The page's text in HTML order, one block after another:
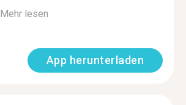
Mehr lesen
App herunterladen